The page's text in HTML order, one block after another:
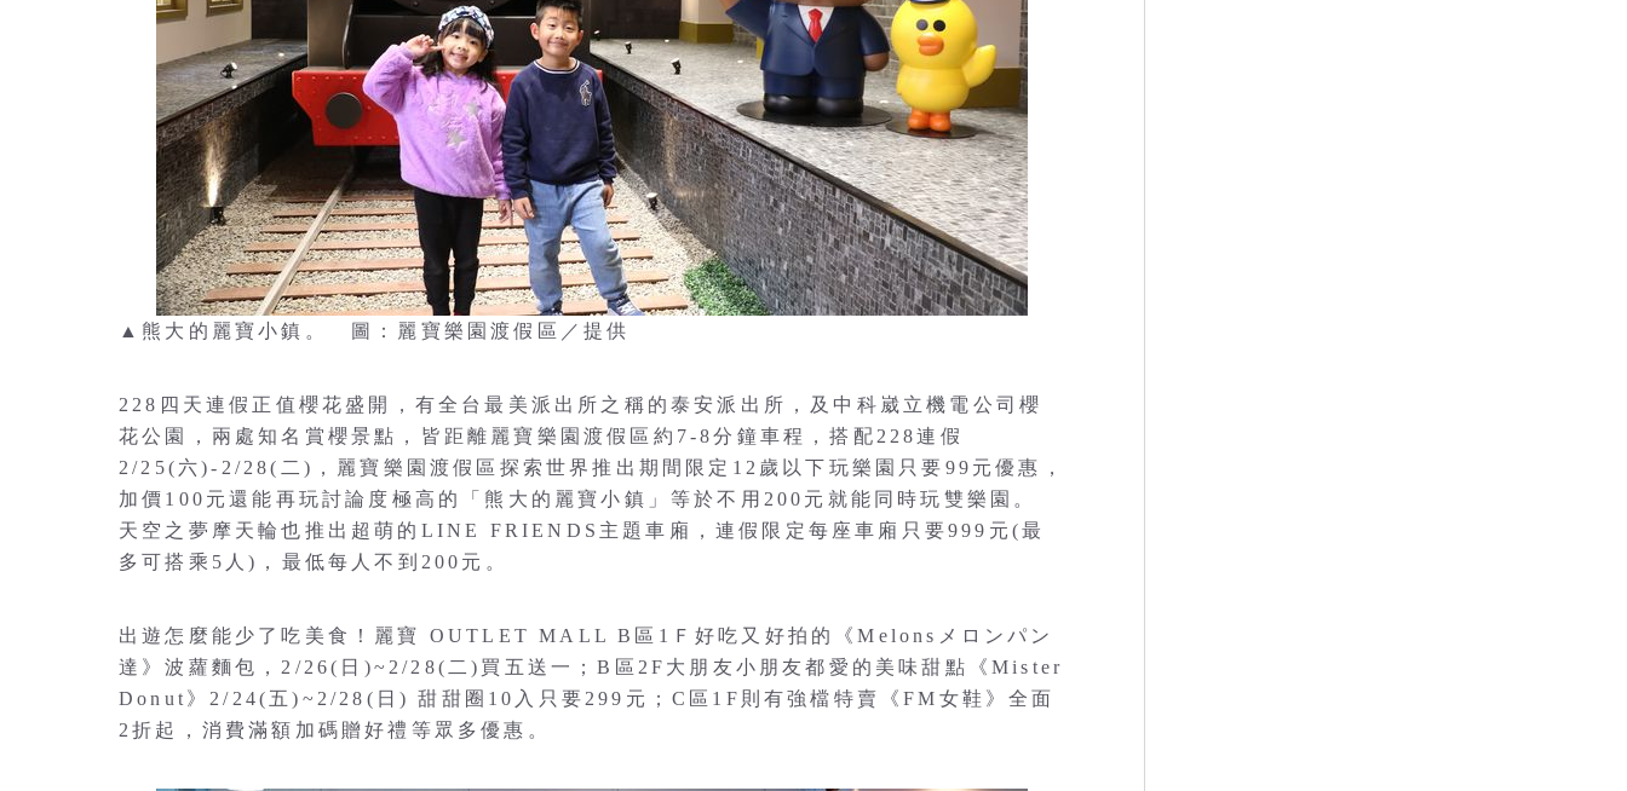
▲熊大的麗寶小鎮。 圖：麗寶樂園渡假區／提供
228四天連假正值櫻花盛開，有全台最美派出所之稱的泰安派出所，及中科崴立機電公司櫻
花公園，兩處知名賞櫻景點，皆距離麗寶樂園渡假區約7-8分鐘車程，搭配228連假
2/25(六)-2/28(二)，麗寶樂園渡假區探索世界推出期間限定12歲以下玩樂園只要99元優惠，
加價100元還能再玩討論度極高的「熊大的麗寶小鎮」等於不用200元就能同時玩雙樂園。
天空之夢摩天輪也推出超萌的LINE FRIENDS主題車廂，連假限定每座車廂只要999元(最
多可搭乘5人)，最低每人不到200元。
出遊怎麼能少了吃美食！麗寶 OUTLET MALL B區1Ｆ好吃又好拍的《Melonsメロンパン
達》波蘿麵包，2/26(日)~2/28(二)買五送一；B區2F大朋友小朋友都愛的美味甜點《Mister
Donut》2/24(五)~2/28(日) 甜甜圈10入只要299元；C區1F則有強檔特賣《FM女鞋》全面
2折起，消費滿額加碼贈好禮等眾多優惠。